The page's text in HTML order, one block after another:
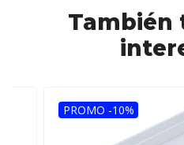
También
PROMO -10%